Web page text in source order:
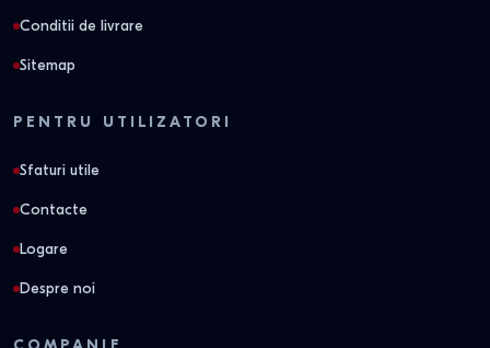
Conditii de livrare
Sitemap
PENTRU UTILIZATORI
Sfaturi utile
Contacte
Logare
Despre noi